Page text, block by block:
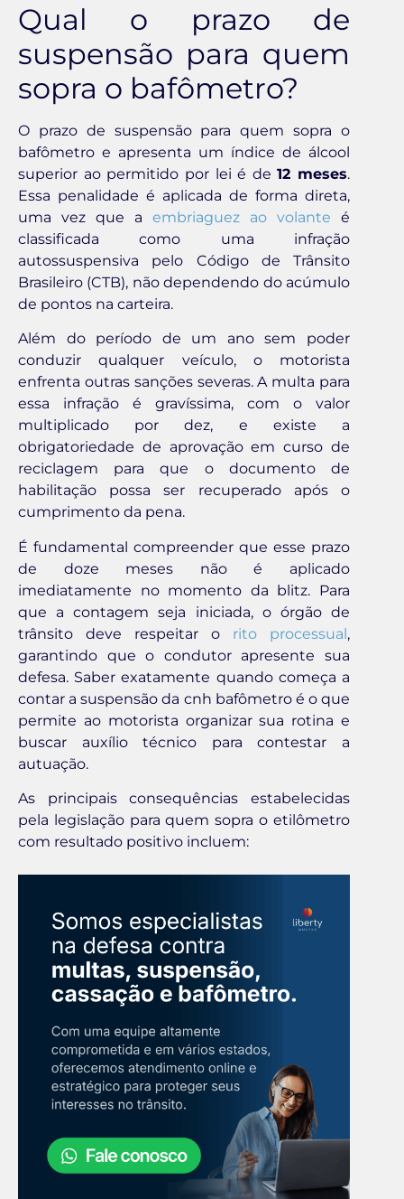
Qual o prazo de
suspensão para quem
sopra o bafômetro?
O prazo de suspensão para quem sopra o
bafômetro e apresenta um índice de álcool
superior ao permitido por lei é de12 meses.
Essa penalidade é aplicada de forma direta,
uma vez que a embriaguez ao volante é
classificada como uma infração
autossuspensiva pelo Código de Trânsito
Brasileiro (CTB), não dependendo do acúmulo
de pontos na carteira.
Além do período de um ano sem poder
conduzir qualquer veículo, o motorista
enfrenta outras sanções severas. A multa para
essa infração é gravíssima, com o valor
multiplicado por dez, e existe a
obrigatoriedade de aprovação em curso de
reciclagem para que o documento de
habilitação possa ser recuperado após o
cumprimento da pena.
É fundamental compreender que esse prazo
de doze meses não é aplicado
imediatamente no momento da blitz. Para
que a contagem seja iniciada, o órgão de
trânsito deve respeitar o rito processual,
garantindo que o condutor apresente sua
defesa. Saber exatamente quando começa a
contar a suspensão da cnh bafômetro é o que
permite ao motorista organizar sua rotina e
buscar auxílio técnico para contestar a
autuação.
As principais consequências estabelecidas
pela legislação para quem sopra o etilômetro
com resultado positivo incluem: